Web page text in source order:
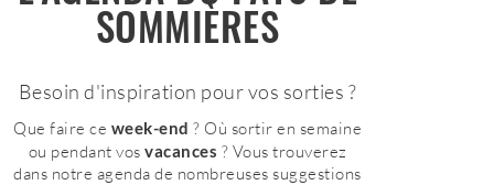
SOMMIÈRES
Besoin d'inspiration pour vos sorties ?
Que faire ce week-end ? Où sortir en semaine
ou pendant vos vacances ? Vous trouverez
dans notre agenda de nombreuses suggestions